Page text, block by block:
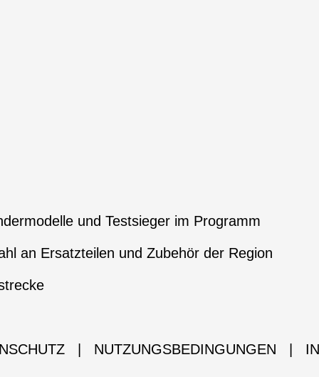
und Testsieger im Programm
an Ersatzteilen und Zubehör der Region
NUTZUNGSBEDINGUNGEN